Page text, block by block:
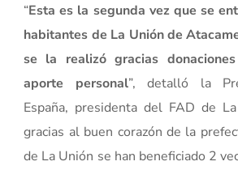
“Esta es la segunda vez que se
habitantes de La Unión de
se la realizó gracias
aporte personal”, detalló la
España, presidenta del FAD de
gracias al buen corazón de la
de La Unión se han beneficiado 2